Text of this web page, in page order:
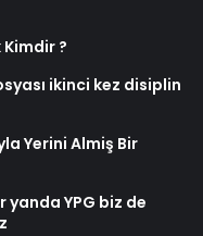
?
ikinci kez disiplin
Yerini Almiş Bir
yanda YPG biz de